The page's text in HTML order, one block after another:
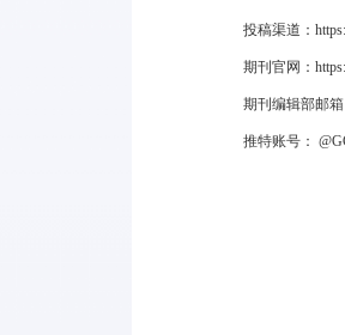
投稿渠道：
期刊官网：
期刊编辑部邮
推特账号：